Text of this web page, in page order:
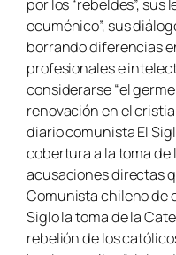
por los “rebeldes”, sus
ecuménico”, sus
borrando diferencias
profesionales e
considerarse “el
renovación en el
diario comunista El
cobertura a la toma de
acusaciones directas
Comunista chileno de
Siglo la toma de la
rebelión de los